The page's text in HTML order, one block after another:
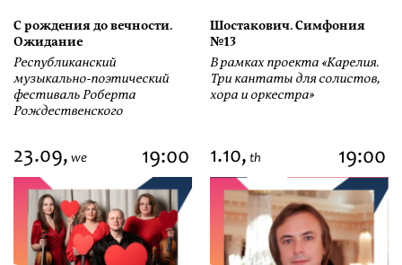
С рождения до вечности.
Ожидание
Республиканский
музыкально-поэтический
фестиваль Роберта
Рождественского
Шостакович. Симфония
№13
В рамках проекта «Карелия.
Три кантаты для солистов,
хора и оркестра»
23.09, we 19:00 1.10, th 19:00